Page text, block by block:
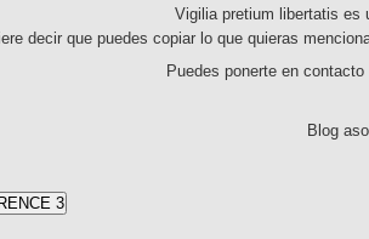
Vigilia pretium libertatis es
decir que puedes copiar lo que quieras
Puedes ponerte en
Blog
3